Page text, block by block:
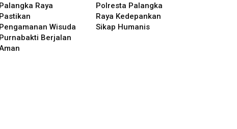
Palangka Raya
Pastikan
Pengamanan Wisuda
Purnabakti Berjalan
Polresta Palangka
Raya Kedepankan
Sikap Humanis